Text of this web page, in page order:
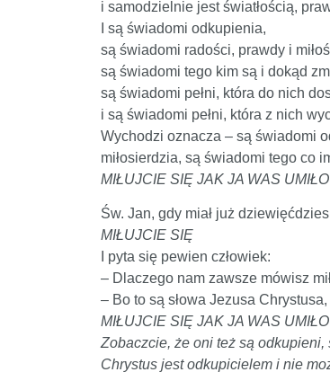
i samodzielnie jest światłością,
I są świadomi odkupienia,
są świadomi radości, prawdy i
są świadomi tego kim są i dokąd
są świadomi pełni, która do nich
i są świadomi pełni, która z nich
Wychodzi oznacza – są świadomi
miłosierdzia, są świadomi tego co
MIŁUJCIE SIĘ JAK JA WAS
Św. Jan, gdy miał już
MIŁUJCIE SIĘ
I pyta się pewien człowiek:
– Dlaczego nam zawsze mówisz
– Bo to są słowa Jezusa
MIŁUJCIE SIĘ JAK JA WAS
Zobaczcie, że oni też są odkupieni,
Chrystus jest odkupicielem i nie